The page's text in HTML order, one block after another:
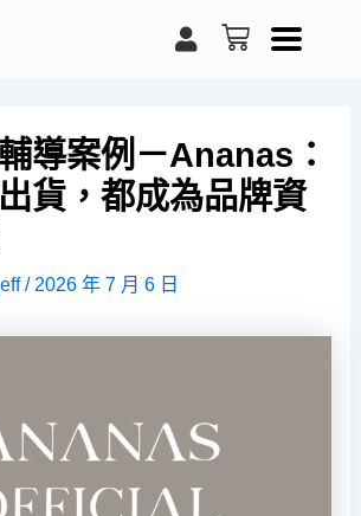
U
s
購
物
導案例－Ananas：
貨，都成為品牌資
/ 2026 年 7 月 6 日